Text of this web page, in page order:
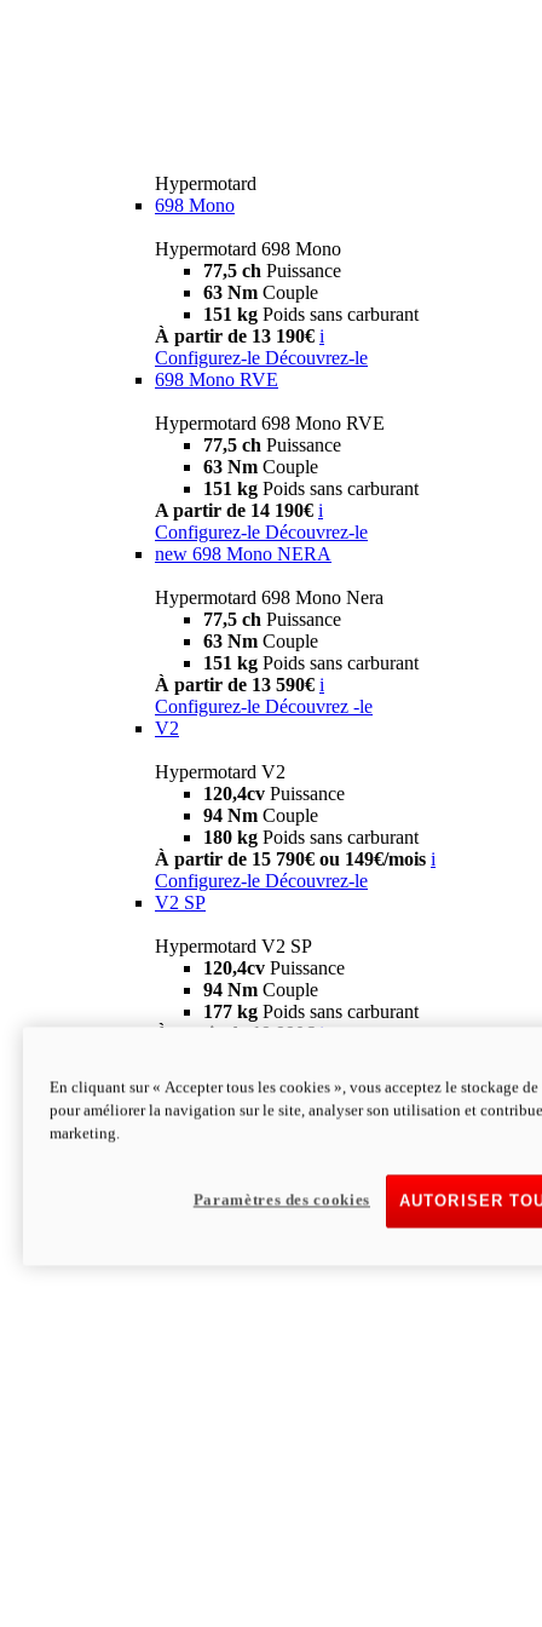
Hypermotard
698 Mono
Hypermotard 698 Mono
77,5 ch Puissance
63 Nm Couple
151 kg Poids sans carburant
À partir de 13 190€ i
Configurez-le Découvrez-le
698 Mono RVE
Hypermotard 698 Mono RVE
77,5 ch Puissance
63 Nm Couple
151 kg Poids sans carburant
A partir de 14 190€ i
Configurez-le Découvrez-le
new 698 Mono NERA
Hypermotard 698 Mono Nera
77,5 ch Puissance
63 Nm Couple
151 kg Poids sans carburant
À partir de 13 590€ i
Configurez-le Découvrez -le
V2
Hypermotard V2
120,4cv Puissance
94 Nm Couple
180 kg Poids sans carburant
À partir de 15 790€ ou 149€/mois i
Configurez-le Découvrez-le
V2 SP
Hypermotard V2 SP
120,4cv Puissance
94 Nm Couple
177 kg Poids sans carburant
À partir de 19 990€ i
new
V2 SP 100
Hypermotard V2 SP 100
Découvrez-le
En cliquant sur « Accepter tous les cookies », vous acceptez le stockage
pour améliorer la navigation sur le site, analyser son utilisation et
marketing.
AUTORISER
Paramètres des cookies